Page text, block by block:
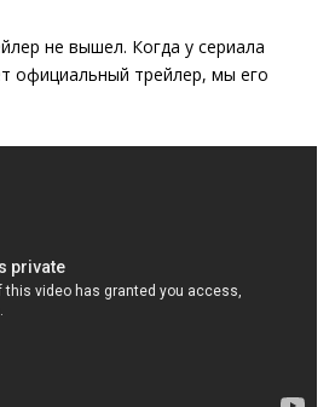
не вышел. Когда у сериала
официальный трейлер, мы его